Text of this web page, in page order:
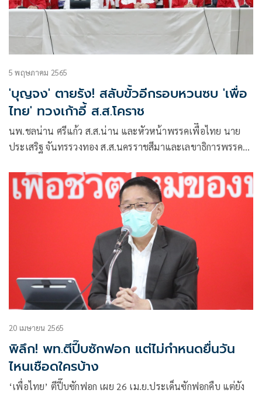
5 พฤษภาคม 2565
'บุญจง' ตายรัง! สลับขั้วอีกรอบหวนซบ 'เพื่อ
ไทย' ทวงเก้าอี้ ส.ส.โคราช
นพ.ชลน่าน ศรีแก้ว ส.ส.น่าน และหัวหน้าพรรคเพืีอไทย นาย
ประเสริฐ จันทรรวงทอง ส.ส.นครราชสีมาและเลขาธิการพรรค
พรรค ร่วมแถลงข่าว เปิดตัวว่าที่ผู้สมัคร ส.ส.นครราชสีมา
และส.ส.บุรีรัมย์ ทั้งหมด 9 คน แบ่งเป็น ส.ส.นครราชสีมา 4 คน
20 เมษายน 2565
พิลึก! พท.ตีปี๊บซักฟอก แต่ไม่กำหนดยื่นวัน
ไหนเชือดใครบ้าง
‘เพื่อไทย’ ตีปี๊บซักฟอก เผย 26 เม.ย.ประเด็นซักฟอกคืบ แต่ยัง